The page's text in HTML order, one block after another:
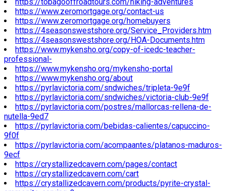
https://www.zeromortgage.org/contact-us
https://www.zeromortgage.org/homebuyers
https://4seasonswestshore.org/Service_Providers.htm
https://4seasonswestshore.org/HOA-Documents.htm
https://www.mykensho.org/copy-of-icedc-teacher-
professional-
https://www.mykensho.org/mykensho-portal
https://www.mykensho.org/about
https://pyrlavictoria.com/sndwiches/tripleta-9e9f
https://pyrlavictoria.com/sndwiches/victoria-club-9e9f
https://pyrlavictoria.com/postres/mallorcas-rellena-de-
nutella-9ed7
https://pyrlavictoria.com/bebidas-calientes/capuccino-
9f0f
https://pyrlavictoria.com/acompaantes/platanos-maduros-
9ecf
https://crystallizedcavern.com/pages/contact
https://crystallizedcavern.com/cart
https://crystallizedcavern.com/products/pyrite-crystal-